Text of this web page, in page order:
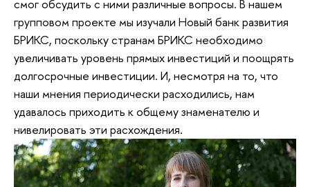
смог обсудить с ними различные вопросы. В нашем
групповом проекте мы изучали Новый банк развития
БРИКС, поскольку странам БРИКС необходимо
увеличивать уровень прямых инвестиций и поощрять
долгосрочные инвестиции. И, несмотря на то, что
наши мнения периодически расходились, нам
удавалось приходить к общему знаменателю и
нивелировать эти расхождения.